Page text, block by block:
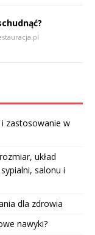
zastosowanie w
układ
salonu i
dla zdrowia
nawyki?